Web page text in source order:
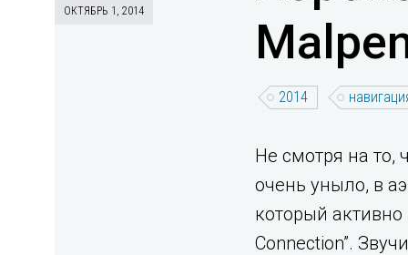
ОКТЯБРЬ 1, 2014
2014
Не смотря на то,
очень уныло, в
который
Connection”.